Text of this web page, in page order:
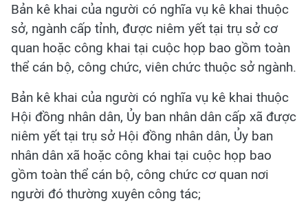
Bản kê khai của người có nghĩa vụ kê khai thuộc
sở, ngành cấp tỉnh, được niêm yết tại trụ sở cơ
quan hoặc công khai tại cuộc họp bao gồm toàn
thể cán bộ, công chức, viên chức thuộc sở ngành.
Bản kê khai của người có nghĩa vụ kê khai thuộc
Hội đồng nhân dân, Ủy ban nhân dân cấp xã được
niêm yết tại trụ sở Hội đồng nhân dân, Ủy ban
nhân dân xã hoặc công khai tại cuộc họp bao
gồm toàn thể cán bộ, công chức cơ quan nơi
người đó thường xuyên công tác;